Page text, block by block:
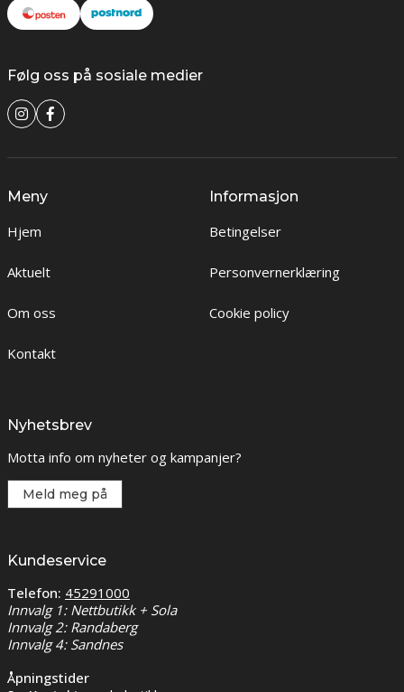
Følg oss på sosiale medier
Meny
Hjem
Aktuelt
Om oss
Kontakt
Informasjon
Betingelser
Personvernerklæring
Cookie policy
Nyhetsbrev
Motta info om nyheter og kampanjer?
Meld meg på
Kundeservice
Telefon: 45291000
Innvalg 1: Nettbutikk + Sola
Innvalg 2: Randaberg
Innvalg 4: Sandnes
Åpningstider